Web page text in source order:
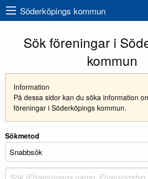
Söderköpings kommun
Sök föreningar i
kommun
Information
På dessa sidor kan du söka information
föreningar i Söderköpings kommun.
Sökmetod